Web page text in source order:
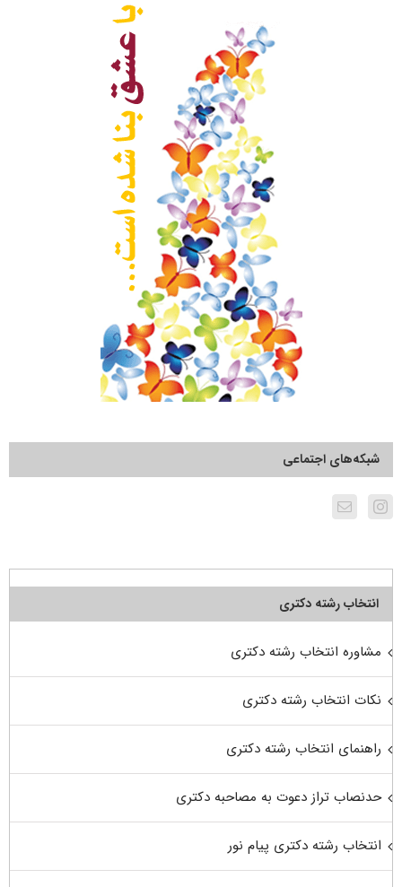
شبکه‌های اجتماعی
انتخاب رشته دکتری
مشاوره انتخاب رشته دکتری
نکات انتخاب رشته دکتری
راهنمای انتخاب رشته دکتری
حدنصاب تراز دعوت به مصاحبه دکتری
انتخاب رشته دکتری پیام نور